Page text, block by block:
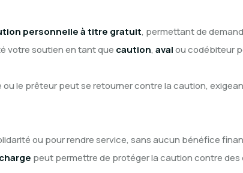
personnelle à titre gratuit, permettant de
votre soutien en tant que caution, avalou codébiteur
le prêteur peut se retourner contre la caution,
ou pour rendre service, sans aucun bénéfice
peut permettre de protéger la caution contre des